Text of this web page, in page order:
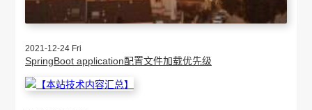
2021-12-24 Fri
SpringBoot application配置文件加载优先级